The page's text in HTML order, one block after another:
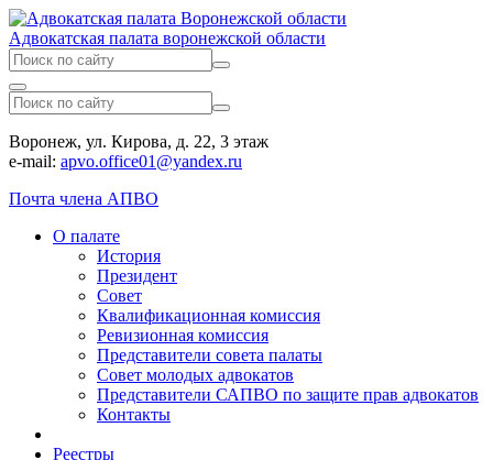
Адвокатская палата воронежской области
Воронеж, ул. Кирова, д. 22, 3 этаж
e-mail: apvo.office01@yandex.ru
Почта члена АПВО
О палате
История
Президент
Совет
Квалификационная комиссия
Ревизионная комиссия
Представители совета палаты
Совет молодых адвокатов
Представители САПВО по защите прав адвокатов
Контакты
Реестры